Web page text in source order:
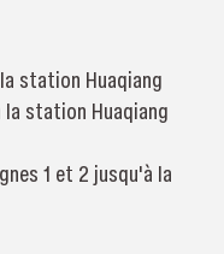
station Huaqiang
station Huaqiang
1 et 2 jusqu'à la